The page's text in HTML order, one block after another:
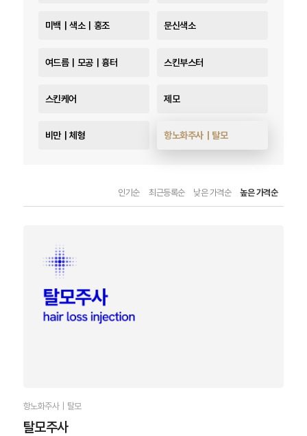
미백｜색소｜홍조 문신색소
여드름｜모공｜흉터 스킨부스터
스킨케어 제모
비만｜체형 항노화주사｜탈모
인기순 최근등록순 낮은 가격순 높은 가격순
항노화주사｜탈모
탈모주사